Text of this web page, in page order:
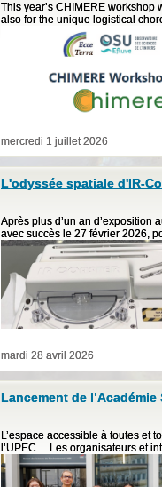
This year’s CHIMERE
also for the unique logistical
mercredi 1 juillet 2026
L'odyssée spatiale d'IR-
Après plus d’un an d’exposition
avec succès le 27 février 2026,
mardi 28 avril 2026
Lancement de l’Académie
L’espace accessible à toutes et
l’UPEC Les organisateurs et